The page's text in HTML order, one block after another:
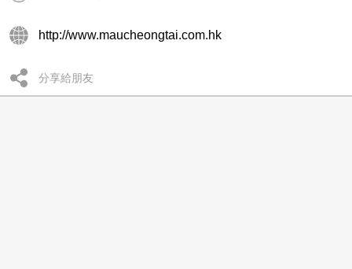
http://www.maucheongtai.com.hk
分享給朋友